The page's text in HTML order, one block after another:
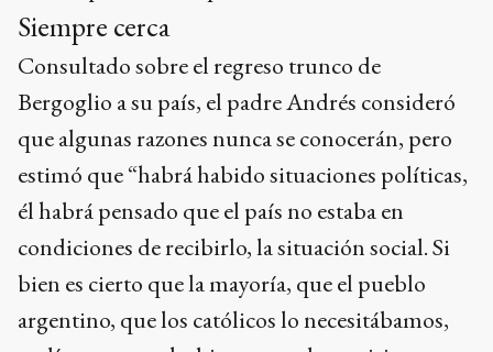
Siempre cerca
Consultado sobre el regreso trunco de
Bergoglio a su país, el padre Andrés consideró
que algunas razones nunca se conocerán, pero
estimó que “habrá habido situaciones políticas,
él habrá pensado que el país no estaba en
condiciones de recibirlo, la situación social. Si
bien es cierto que la mayoría, que el pueblo
argentino, que los católicos lo necesitábamos,